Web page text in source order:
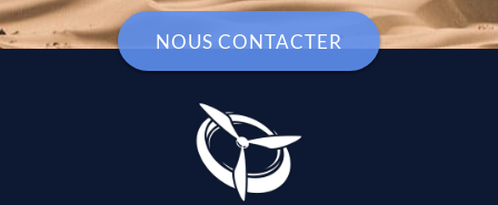
NOUS CONTACTER